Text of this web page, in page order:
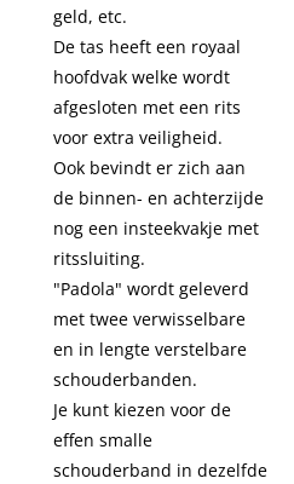
geld, etc.
De tas heeft een royaal
hoofdvak welke wordt
afgesloten met een rits
voor extra veiligheid.
Ook bevindt er zich aan
de binnen- en achterzijde
nog een insteekvakje met
ritssluiting.
"Padola" wordt geleverd
met twee verwisselbare
en in lengte verstelbare
schouderbanden.
Je kunt kiezen voor de
effen smalle
schouderband in dezelfde